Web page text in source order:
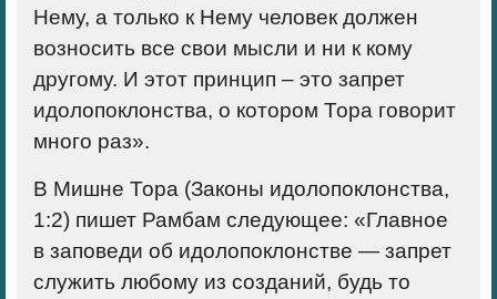
Нему, а только к Нему человек должен
возносить все свои мысли и ни к кому
другому. И этот принцип – это запрет
идолопоклонства, о котором Тора говорит
много раз».
В Мишне Тора (Законы идолопоклонства,
1:2) пишет Рамбам следующее: «Главное
в заповеди об идолопоклонстве — запрет
служить любому из созданий, будь то